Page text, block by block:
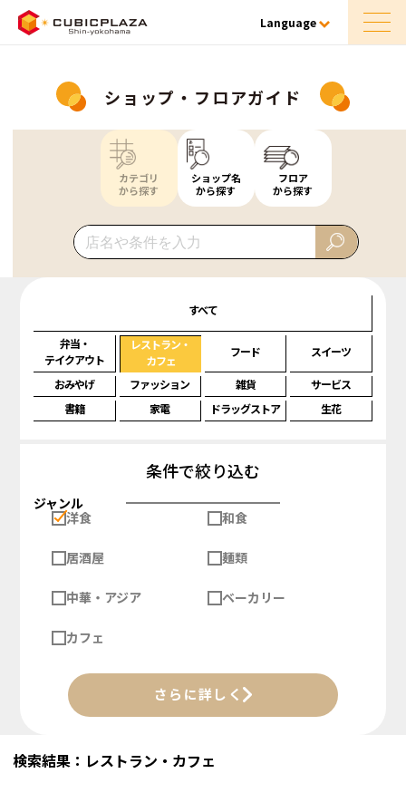
Language
ショップ・フロアガイド
カテゴリ
から探す
ショップ名
から探す
フロア
から探す
すべて
弁当・
テイクアウト
レストラン・
カフェ
フード スイーツ
おみやげ ファッション 雑貨
サービス
書籍
家電 ドラッグストア 生花
条件で絞り込む
ジャンル
洋食
和食
居酒屋 麺類
中華・アジア ベーカリー
カフェ
さらに詳しく
検索結果：レストラン・カフェ